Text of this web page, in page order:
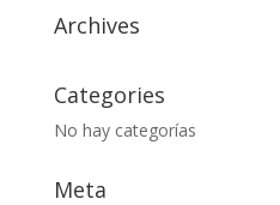
Archives
Categories
No hay categorías
Meta